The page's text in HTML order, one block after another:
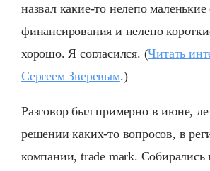
назвал какие-то нелепо
финансирования и нелепо
хорошо. Я согласился. (Читать
Сергеем Зверевым.)
Разговор был примерно в июне,
решении каких-то вопросов, в
компании, trade mark.